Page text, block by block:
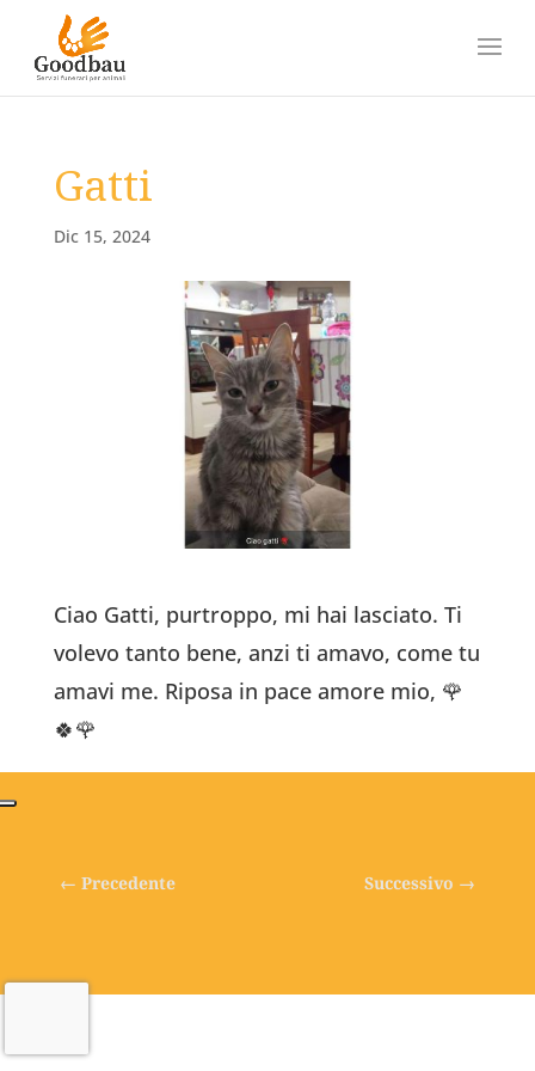
Gatti
Dic 15, 2024
Ciao Gatti, purtroppo, mi hai lasciato. Ti
volevo tanto bene, anzi ti amavo, come tu
amavi me. Riposa in pace amore mio, 🌹
🍀🌹
← Precedente Successivo →